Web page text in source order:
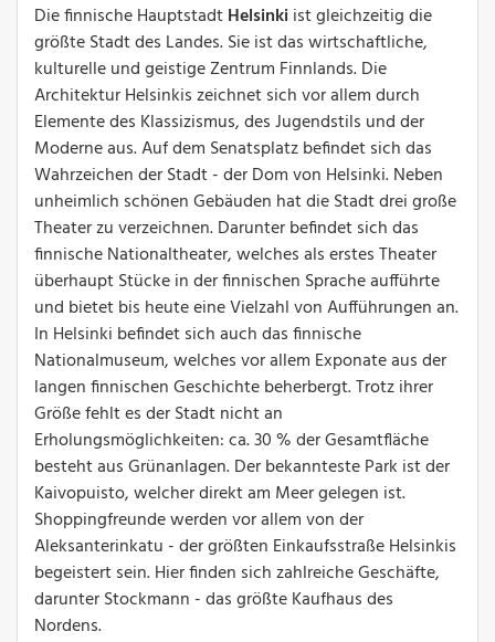
Die finnische HauptstadtHelsinki ist gleichzeitig die
größte Stadt des Landes. Sie ist das wirtschaftliche,
kulturelle und geistige Zentrum Finnlands. Die
Architektur Helsinkis zeichnet sich vor allem durch
Elemente des Klassizismus, des Jugendstils und der
Moderne aus. Auf dem Senatsplatz befindet sich das
Wahrzeichen der Stadt - der Dom von Helsinki. Neben
unheimlich schönen Gebäuden hat die Stadt drei große
Theater zu verzeichnen. Darunter befindet sich das
finnische Nationaltheater, welches als erstes Theater
überhaupt Stücke in der finnischen Sprache aufführte
und bietet bis heute eine Vielzahl von Aufführungen an.
In Helsinki befindet sich auch das finnische
Nationalmuseum, welches vor allem Exponate aus der
langen finnischen Geschichte beherbergt. Trotz ihrer
Größe fehlt es der Stadt nicht an
Erholungsmöglichkeiten: ca. 30 % der Gesamtfläche
besteht aus Grünanlagen. Der bekannteste Park ist der
Kaivopuisto, welcher direkt am Meer gelegen ist.
Shoppingfreunde werden vor allem von der
Aleksanterinkatu - der größten Einkaufsstraße Helsinkis
begeistert sein. Hier finden sich zahlreiche Geschäfte,
darunter Stockmann - das größte Kaufhaus des
Nordens.